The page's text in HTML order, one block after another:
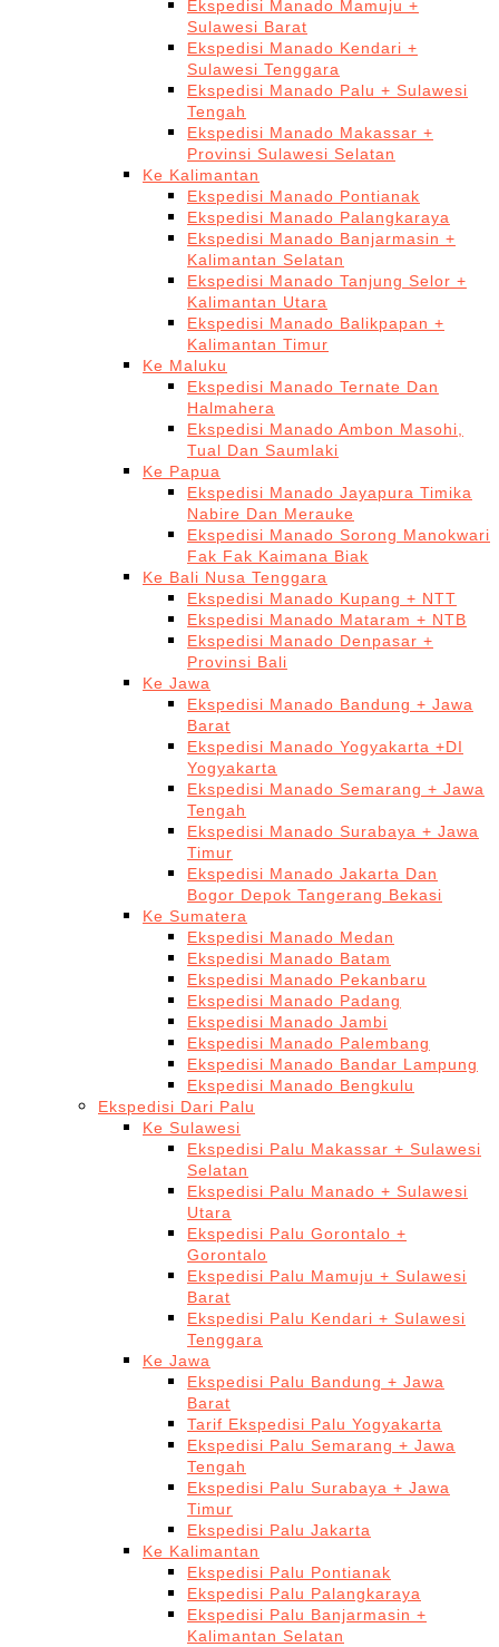
Ekspedisi Manado Mamuju +
Sulawesi Barat
Ekspedisi Manado Kendari +
Sulawesi Tenggara
Ekspedisi Manado Palu + Sulawesi
Tengah
Ekspedisi Manado Makassar +
Provinsi Sulawesi Selatan
Ke Kalimantan
Ekspedisi Manado Pontianak
Ekspedisi Manado Palangkaraya
Ekspedisi Manado Banjarmasin +
Kalimantan Selatan
Ekspedisi Manado Tanjung Selor +
Kalimantan Utara
Ekspedisi Manado Balikpapan +
Kalimantan Timur
Ke Maluku
Ekspedisi Manado Ternate Dan
Halmahera
Ekspedisi Manado Ambon Masohi,
Tual Dan Saumlaki
Ke Papua
Ekspedisi Manado Jayapura Timika
Nabire Dan Merauke
Ekspedisi Manado Sorong Manokwari
Fak Fak Kaimana Biak
Ke Bali Nusa Tenggara
Ekspedisi Manado Kupang + NTT
Ekspedisi Manado Mataram + NTB
Ekspedisi Manado Denpasar +
Provinsi Bali
Ke Jawa
Ekspedisi Manado Bandung + Jawa
Barat
Ekspedisi Manado Yogyakarta +DI
Yogyakarta
Ekspedisi Manado Semarang + Jawa
Tengah
Ekspedisi Manado Surabaya + Jawa
Timur
Ekspedisi Manado Jakarta Dan
Bogor Depok Tangerang Bekasi
Ke Sumatera
Ekspedisi Manado Medan
Ekspedisi Manado Batam
Ekspedisi Manado Pekanbaru
Ekspedisi Manado Padang
Ekspedisi Manado Jambi
Ekspedisi Manado Palembang
Ekspedisi Manado Bandar Lampung
Ekspedisi Manado Bengkulu
Ekspedisi Dari Palu
Ke Sulawesi
Ekspedisi Palu Makassar + Sulawesi
Selatan
Ekspedisi Palu Manado + Sulawesi
Utara
Ekspedisi Palu Gorontalo +
Gorontalo
Ekspedisi Palu Mamuju + Sulawesi
Barat
Ekspedisi Palu Kendari + Sulawesi
Tenggara
Ke Jawa
Ekspedisi Palu Bandung + Jawa
Barat
Tarif Ekspedisi Palu Yogyakarta
Ekspedisi Palu Semarang + Jawa
Tengah
Ekspedisi Palu Surabaya + Jawa
Timur
Ekspedisi Palu Jakarta
Ke Kalimantan
Ekspedisi Palu Pontianak
Ekspedisi Palu Palangkaraya
Ekspedisi Palu Banjarmasin +
Kalimantan Selatan